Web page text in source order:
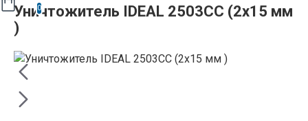
0
Уничтожитель IDEAL 2503CC (2х15 мм
)